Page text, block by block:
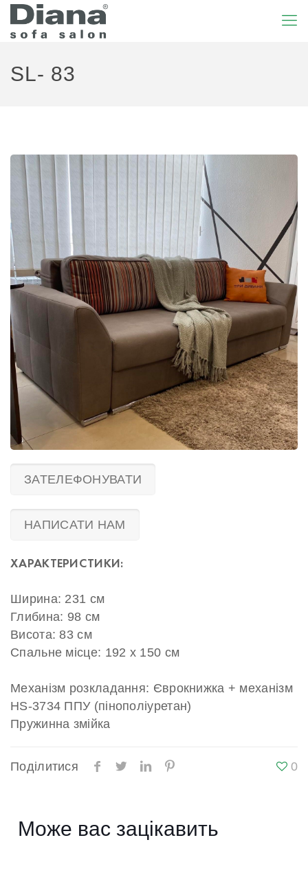
SL- 83
ЗАТЕЛЕФОНУВАТИ
НАПИСАТИ НАМ
ХАРАКТЕРИСТИКИ:
Ширина: 231 см
Глибина: 98 см
Висота: 83 см
Спальне місце: 192 х 150 см
Механізм розкладання: Єврокнижка + механізм
HS-3734 ППУ (пінополіуретан)
Пружинна змійка
Поділитися 0
Може вас зацікавить